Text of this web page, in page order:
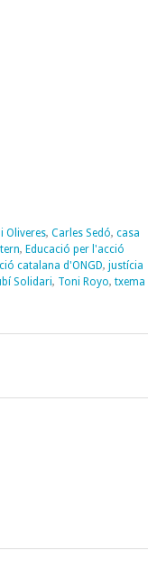
Oliveres, Carles Sedó, casa
, Educació per l'acció
catalana d'ONGD, justícia
Solidari, Toni Royo, txema